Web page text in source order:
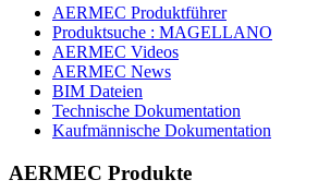
AERMEC Produktführer
Produktsuche : MAGELLANO
AERMEC Videos
AERMEC News
BIM Dateien
Technische Dokumentation
Kaufmännische Dokumentation
AERMEC Produkte